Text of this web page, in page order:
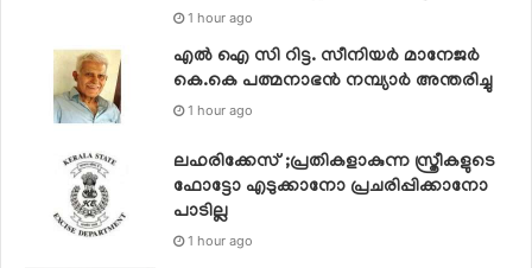
1 hour ago
എൽ ഐ സി റിട്ട. സീനിയർ മാനേജർ
കെ.കെ പത്മനാഭൻ നമ്പ്യാർ അന്തരിച്ചു
1 hour ago
ലഹരിക്കേസ് ;പ്രതികളാകുന്ന സ്ത്രീകളുടെ
ഫോട്ടോ എടുക്കാനോ പ്രചരിപ്പിക്കാനോ
പാടില്ല
1 hour ago